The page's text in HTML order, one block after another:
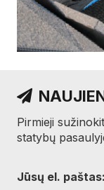
Pirmieji
statybų
Jūsų el. paštas: